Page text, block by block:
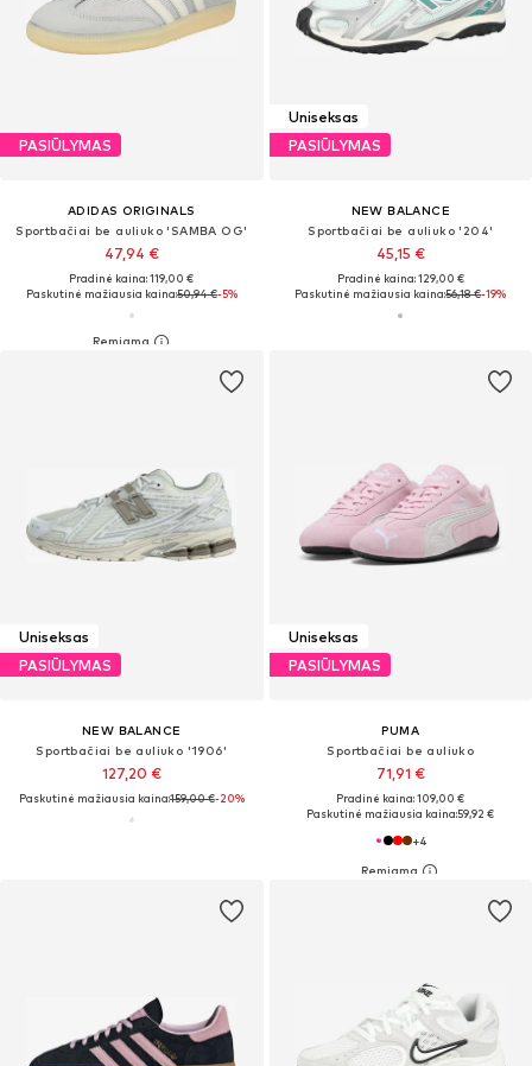
PASIŪLYMAS
ADIDAS ORIGINALS
Sportbačiai be auliuko 'SAMBA OG'
47,94 €
Pradinė kaina: 119,00 €
Paskutinė mažiausia kaina:50,94 €-5%
Uniseksas
PASIŪLYMAS
NEW BALANCE
Sportbačiai be auliuko '204'
45,15 €
Pradinė kaina: 129,00 €
Paskutinė mažiausia kaina:56,18 €-19%
Uniseksas
PASIŪLYMAS
NEW BALANCE
Sportbačiai be auliuko '1906'
127,20 €
Paskutinė mažiausia kaina:159,00 €-20%
Uniseksas
PASIŪLYMAS
PUMA
Sportbačiai be auliuko
71,91 €
Pradinė kaina: 109,00 €
Paskutinė mažiausia kaina:59,92 €
+4